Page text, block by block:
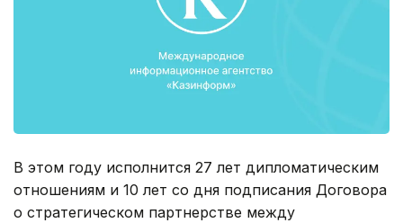
В этом году исполнится 27 лет дипломатическим
отношениям и 10 лет со дня подписания Договора
о стратегическом партнерстве между